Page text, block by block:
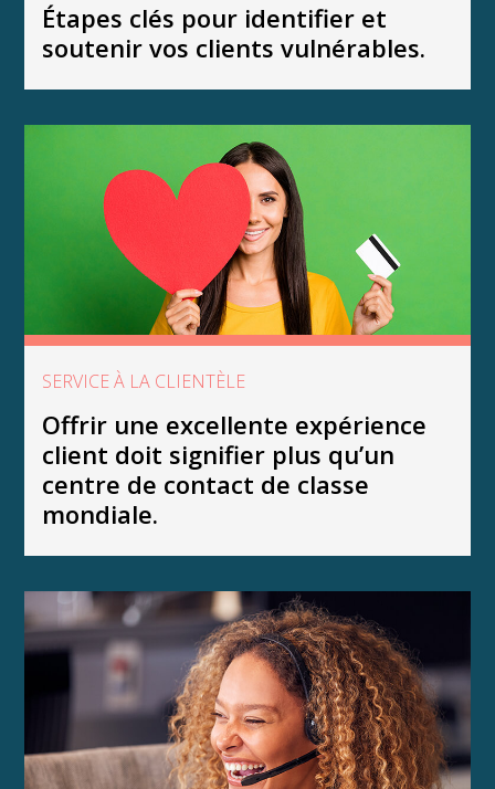
Étapes clés pour identifier et
soutenir vos clients vulnérables.
SERVICE À LA CLIENTÈLE
Offrir une excellente expérience
client doit signifier plus qu’un
centre de contact de classe
mondiale.